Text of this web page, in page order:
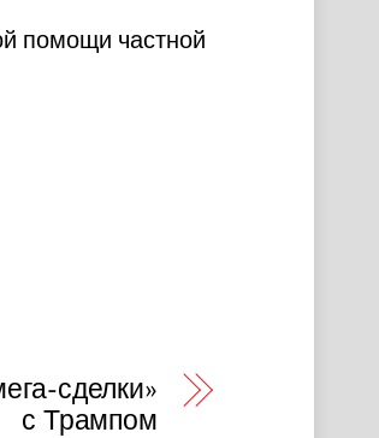
помощи частной
сделки»
с Трампом